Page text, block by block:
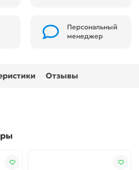
Персональный
менеджер
Отзывы